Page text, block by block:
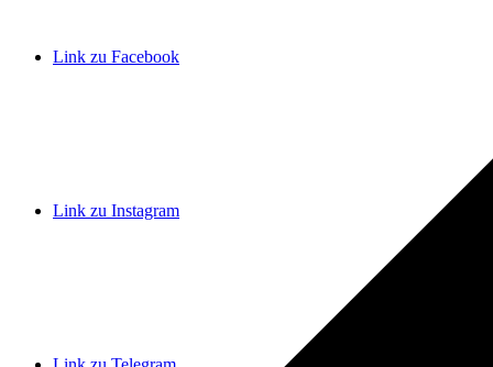
Link zu Facebook
Link zu Instagram